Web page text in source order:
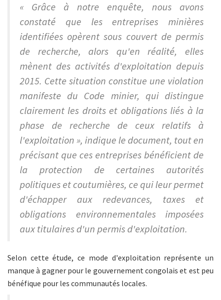
« Grâce à notre enquête, nous avons
constaté que les entreprises minières
identifiées opèrent sous couvert de permis
de recherche, alors qu'en réalité, elles
mènent des activités d'exploitation depuis
2015. Cette situation constitue une violation
manifeste du Code minier, qui distingue
clairement les droits et obligations liés à la
phase de recherche de ceux relatifs à
l'exploitation », indique le document, tout en
précisant que ces entreprises bénéficient de
la protection de certaines autorités
politiques et coutumières, ce qui leur permet
d'échapper aux redevances, taxes et
obligations environnementales imposées
aux titulaires d'un permis d'exploitation.
Selon cette étude, ce mode d'exploitation représente un
manque à gagner pour le gouvernement congolais et est peu
bénéfique pour les communautés locales.